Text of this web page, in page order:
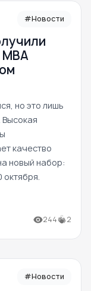
#Новости
но это лишь
качество
новый набор:
октября.
244 2
#Новости